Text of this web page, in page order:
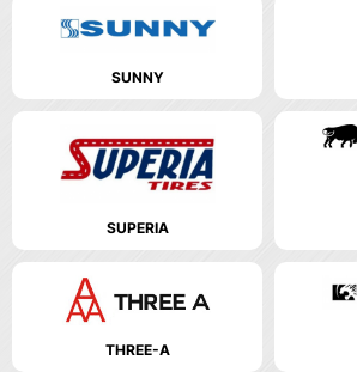
SUNNY
SUPERIA
THREE-A